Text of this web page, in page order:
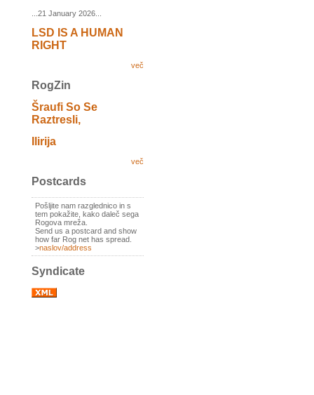
...21 January 2026...
LSD IS A HUMAN
RIGHT
več
RogZin
Šraufi So Se
Raztresli,
Ilirija
več
Postcards
Pošljite nam razglednico in s
tem pokažite, kako daleč sega
Rogova mreža.
Send us a postcard and show
how far Rog net has spread.
>naslov/address
Syndicate